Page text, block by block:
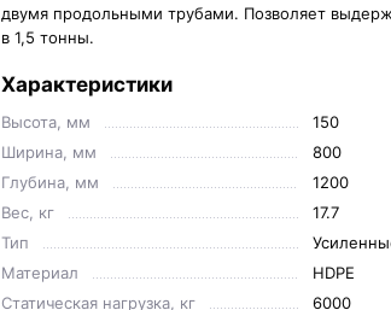
двумя продольными трубами. Позволяет
в 1,5 тонны.
Характеристики
Высота, мм
150
Ширина, мм
800
Глубина, мм
1200
Вес, кг
17.7
Тип
Материал
HDPE
Статическая нагрузка, кг
6000